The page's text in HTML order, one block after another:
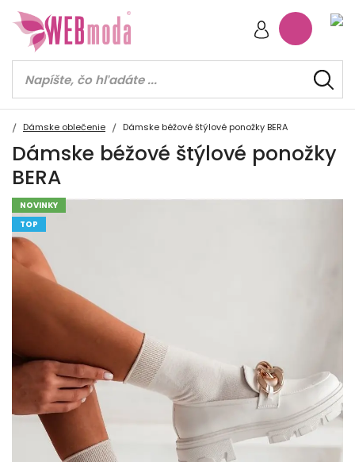
Dámske oblečenie Dámske béžové štýlové ponožky BERA
Dámske béžové štýlové ponožky
BERA
NOVINKY
TOP